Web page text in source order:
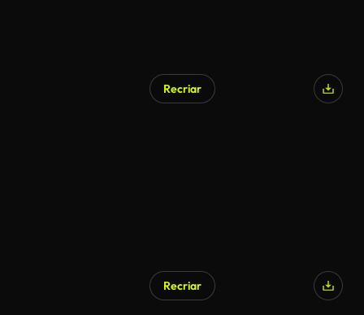
Recriar
Recriar